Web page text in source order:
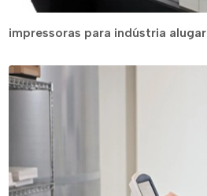
impressoras para indústria alugar